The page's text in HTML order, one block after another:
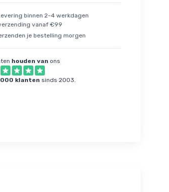
binnen 2-4 werkdagen
vanaf €99
je bestelling morgen
houden van ons
klanten sinds 2003.